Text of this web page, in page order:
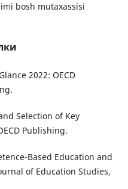
bosh mutaxassisi
2022: OECD
Selection of Key
Publishing.
Based Education and
of Education Studies,